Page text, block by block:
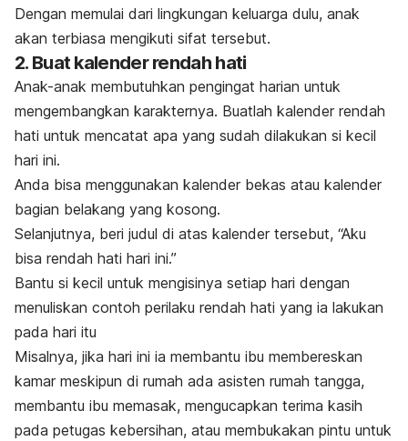
Dengan memulai dari lingkungan keluarga dulu, anak
akan terbiasa mengikuti sifat tersebut.
2. Buat kalender rendah hati
Anak-anak membutuhkan pengingat harian untuk
mengembangkan karakternya. Buatlah kalender rendah
hati untuk mencatat apa yang sudah dilakukan si kecil
hari ini.
Anda bisa menggunakan kalender bekas atau kalender
bagian belakang yang kosong.
Selanjutnya, beri judul di atas kalender tersebut, “Aku
bisa rendah hati hari ini.”
Bantu si kecil untuk mengisinya setiap hari dengan
menuliskan contoh perilaku rendah hati yang ia lakukan
pada hari itu
Misalnya, jika hari ini ia membantu ibu membereskan
kamar meskipun di rumah ada asisten rumah tangga,
membantu ibu memasak, mengucapkan terima kasih
pada petugas kebersihan, atau membukakan pintu untuk